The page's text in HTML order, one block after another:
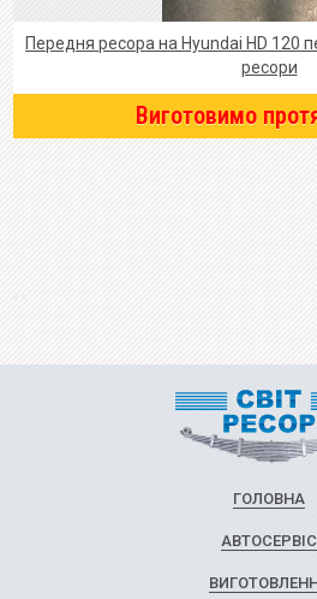
Передня ресора на Hyundai HD 120
ресори
Виготовимо
ГОЛОВНА
АВТОСЕРВІС